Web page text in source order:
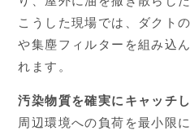
こうした現場では、ダクト
や集塵フィルターを組み込
れます。
汚染物質を確実にキャッチ
周辺環境への負荷を最小限